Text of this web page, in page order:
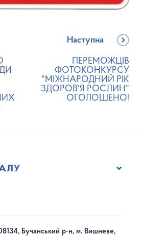
Наступна
ПЕРЕМОЖЦІВ
ФОТОКОНКУРСУ
"МІЖНАРОДНИЙ РІК
ЗДОРОВ'Я РОСЛИН"
ОГОЛОШЕНО!
Бучанський р-н, м. Вишневе,